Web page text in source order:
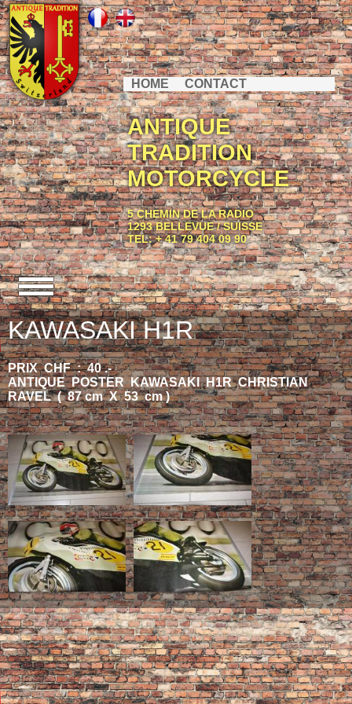
HOME CONTACT
ANTIQUE
TRADITION
MOTORCYCLE
5 CHEMIN DE LA RADIO
1293 BELLEVUE / SUISSE
TEL: + 41 79 404 09 90
KAWASAKI H1R
PRIX CHF : 40 .-
ANTIQUE POSTER KAWASAKI H1R CHRISTIAN
RAVEL ( 87 cm X 53 cm )